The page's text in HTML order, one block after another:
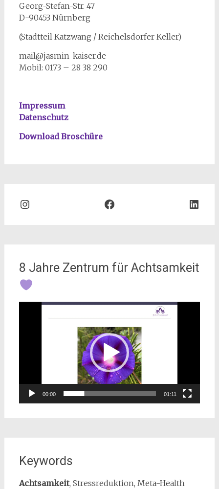
Georg-Stefan-Str. 47
D-90453 Nürnberg
(Stadtteil Katzwang / Reichelsdorfer Keller)
mail@jasmin-kaiser.de
Mobil: 0173 – 28 38 290
Impressum
Datenschutz
Download Broschüre
Instagram Facebook
8 Jahre Zentrum für Achtsamkeit
Video-
00:00 01:11
Keywords
Achtsamkeit, Stressreduktion, Meta-Health